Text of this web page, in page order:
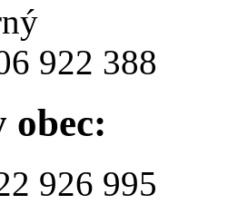
922 388
926 995